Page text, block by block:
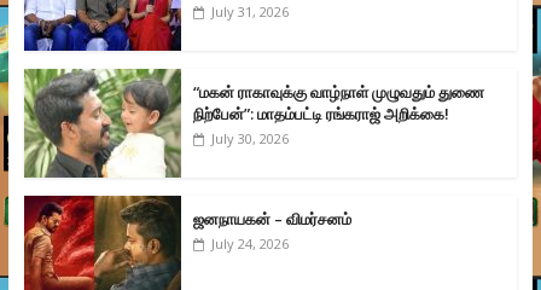
July 31, 2026
“மகன் ராகாவுக்கு வாழ்நாள் முழுவதும் துணை
நிற்பேன்”: மாதம்பட்டி ரங்கராஜ் அறிக்கை!
July 30, 2026
ஜனநாயகன் – விமர்சனம்
July 24, 2026